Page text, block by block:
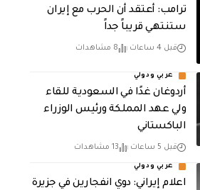
‏ترامب: أعتقد أن الحرب مع إيران
ستنتهي قريباً جداً
قبل 4 ساعات 8 مشاهدات
عربي ودولي
أردوغان غدًا في السعودية للقاء
ولي عهد المملكة ورئيس الوزراء
الباكستاني
قبل 5 ساعات 13 مشاهدات
عربي ودولي
اعلام إيراني: دوي انفجارين في جزيرة